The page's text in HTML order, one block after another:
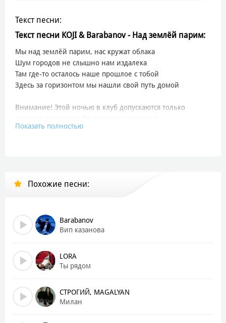
Текст песни:
Текст песни KOJI & Barabanov - Над землёй парим:
Мы над землёй парим, нас кружат облака
Шум городов не слышно нам издалека
Там где-то осталось наше прошлое с тобой
Здесь за горизонтом мы нашли свой путь домой
Внимание! Этой ночью в клуб допускаются только
В кармане money, летим на параплане (а, а, а)
Нас не догонишь даже на новом феррари
Ты хочешь со мной!
Не нужен парашют
Я хочу с тобой!
Бейби меня поцелует
В спину дует, let’s do it!
Показать полностью
Похожие песни:
Barabanov
Вип казанова
LORA
Ты рядом
СТРОГИЙ, MAGALYAN
Милан